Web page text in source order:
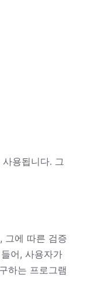
용됩니다. 그
그에 따른 검증
어, 사용자가
하는 프로그램